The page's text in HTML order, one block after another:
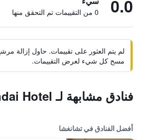
0.0 0 من التقييمات تم التحقق منها
لم يتم العثور على تقييمات. حاول إزالة
مسح كل شيء لعرض التقييمات.
فنادق مشابهة لـ Wandai Hotel
أفضل الفنادق في تشانغشا